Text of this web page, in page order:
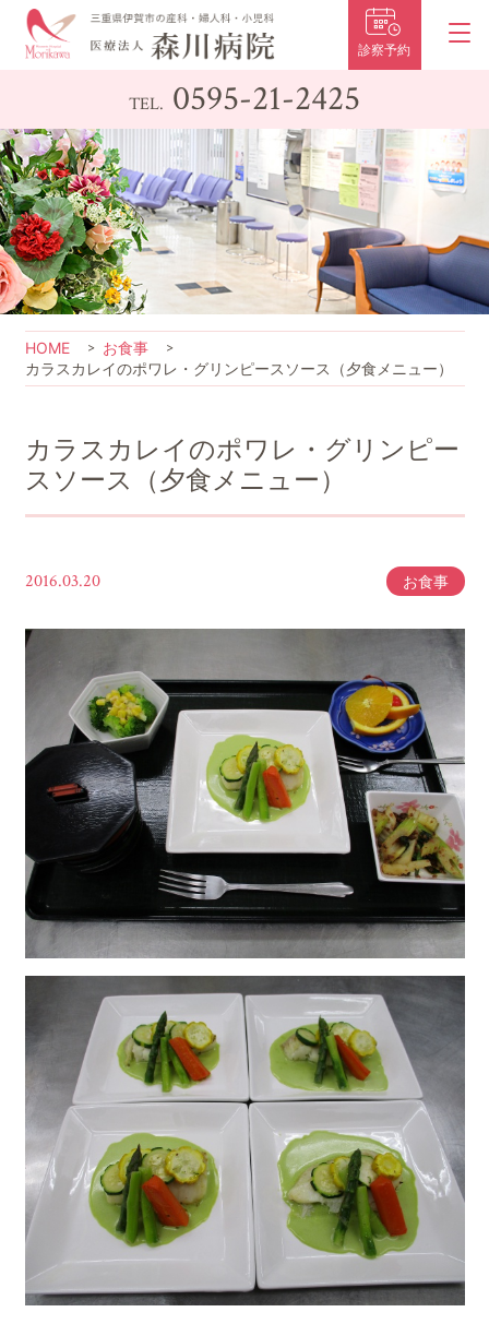
診察予約
TEL. 0595-21-2425
HOME
お食事
カラスカレイのポワレ・グリンピースソース（夕食メニュー）
カラスカレイのポワレ・グリンピー
スソース（夕食メニュー）
2016.03.20 お食事